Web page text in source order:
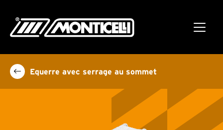
Equerre avec serrage au sommet